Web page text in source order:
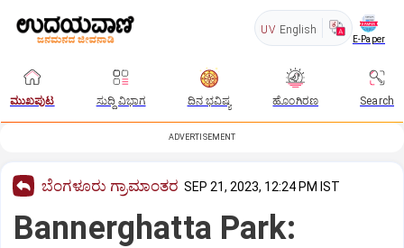
UV English
E-Paper
ಮುಖಪುಟ ಸುದ್ದಿ ವಿಭಾಗ ದಿನ ಭವಿಷ್ಯ ಹೊಂಗಿರಣ Search
ADVERTISEMENT
ಬೆಂಗಳೂರು ಗ್ರಾಮಾಂತರ SEP 21, 2023, 12:24 PM IST
Bannerghatta Park: